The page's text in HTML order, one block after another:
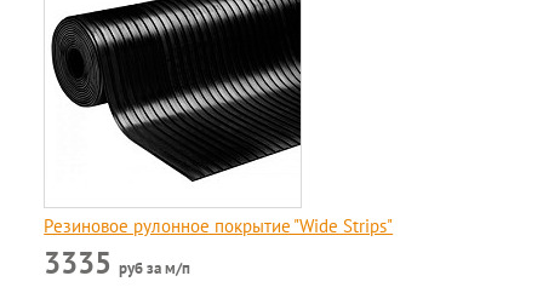
Резиновое рулонное покрытие "Wide Strips"
3335руб за м/п